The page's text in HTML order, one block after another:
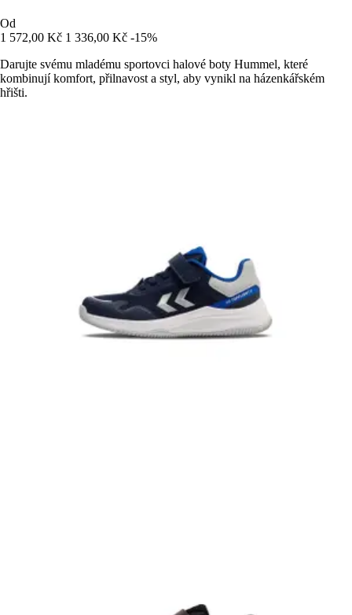
Od
1 572,00 Kč 1 336,00 Kč -15%
Darujte svému mladému sportovci halové boty Hummel, které
kombinují komfort, přilnavost a styl, aby vynikl na házenkářském
hřišti.